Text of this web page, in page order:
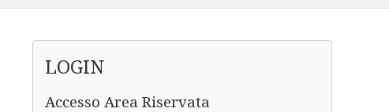
LOGIN
Accesso Area Riservata